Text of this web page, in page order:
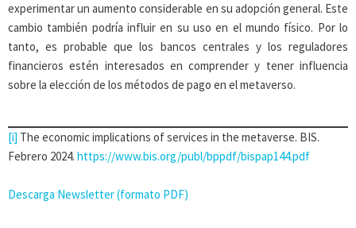
experimentar un aumento considerable en su adopción general. Este
cambio también podría influir en su uso en el mundo físico. Por lo
tanto, es probable que los bancos centrales y los reguladores
financieros estén interesados en comprender y tener influencia
sobre la elección de los métodos de pago en el metaverso.
[i] The economic implications of services in the metaverse. BIS.
Febrero 2024. https://www.bis.org/publ/bppdf/bispap144.pdf
Descarga Newsletter (formato PDF)